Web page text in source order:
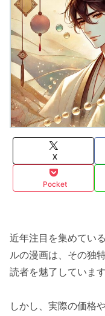
X
Pocket
近年注目を集めてい
ルの漫画は、その独
読者を魅了しています
しかし、実際の価格